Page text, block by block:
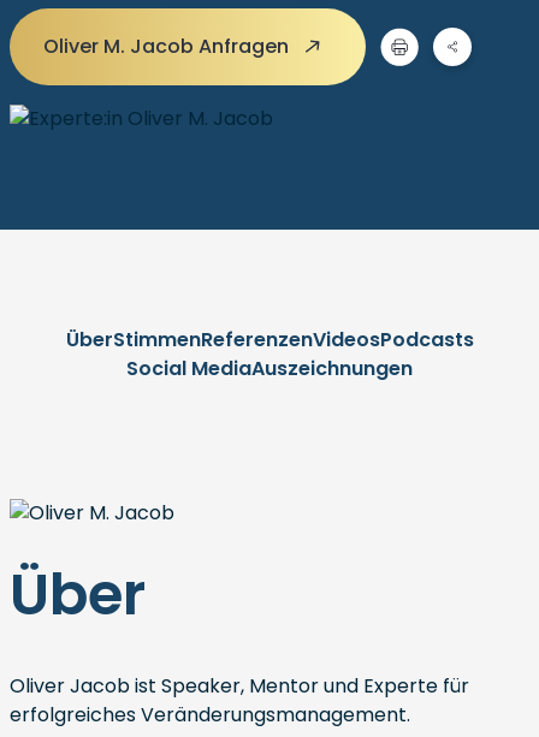
Oliver M. Jacob Anfragen
ÜberStimmenReferenzenVideosPodcasts
Social MediaAuszeichnungen
Über
Oliver Jacob ist Speaker, Mentor und Experte für
erfolgreiches Veränderungsmanagement.